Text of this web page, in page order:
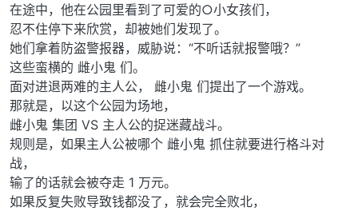
在途中，他在公园里看到了可爱的○小女孩们，
忍不住停下来欣赏，却被她们发现了。
她们拿着防盗警报器，威胁说：“不听话就报警哦？”
这些蛮横的 雌小鬼 们。
面对进退两难的主人公， 雌小鬼 们提出了一个游戏。
那就是，以这个公园为场地，
雌小鬼 集团 VS 主人公的捉迷藏战斗。
规则是，如果主人公被哪个 雌小鬼 抓住就要进行格斗对
战，
输了的话就会被夺走 1 万元。
如果反复失败导致钱都没了，就会完全败北，